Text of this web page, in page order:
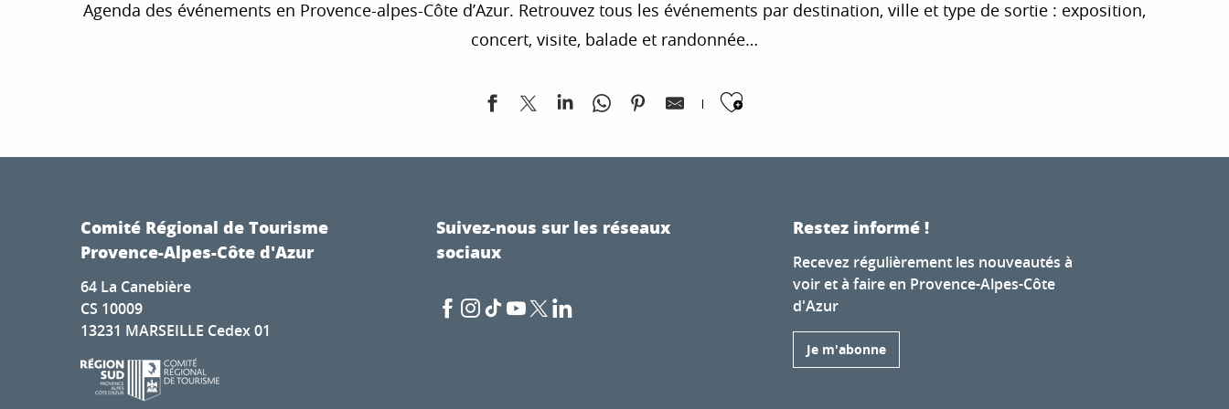
Agenda des événements en Provence-alpes-Côte d’Azur. Retrouvez tous les événements par destination, ville et type de sortie : exposition,
concert, visite, balade et randonnée…
Ajouter aux favoris
Fête de Pramousquier
Animation historique "Colmars au Moyen-Âge"
Le Sauze vous accueille
6ème Festival Godemar
Exposition "Camargue sauvage"
Exposition Apnea
Visite : Cité Vauban
Comité Régional de Tourisme
Provence-Alpes-Côte d'Azur
64 La Canebière
CS 10009
13231 MARSEILLE Cedex 01
Suivez-nous sur les réseaux
sociaux
Restez informé !
Recevez régulièrement les nouveautés à
voir et à faire en Provence-Alpes-Côte
d'Azur
Je m'abonne